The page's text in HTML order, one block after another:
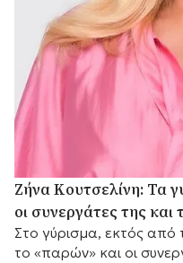
Ζήνα Κουτσελίνη: Τα
οι συνεργάτες της
Στο γύρισμα, εκτός
το «παρών» και οι